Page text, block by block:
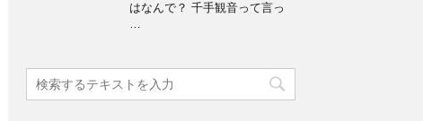
はなんで？ 千手観音って言っ
…